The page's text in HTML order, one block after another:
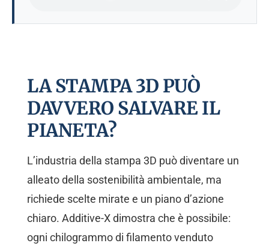
LA STAMPA 3D PUÒ
DAVVERO SALVARE IL
PIANETA?
L’industria della stampa 3D può diventare un
alleato della sostenibilità ambientale, ma
richiede scelte mirate e un piano d’azione
chiaro. Additive-X dimostra che è possibile:
ogni chilogrammo di filamento venduto